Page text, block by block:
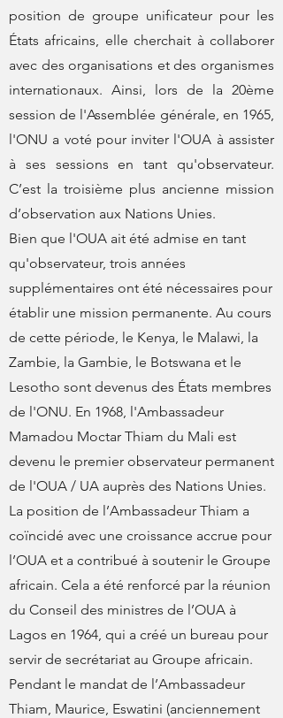
position de groupe unificateur pour les
États africains, elle cherchait à collaborer
avec des organisations et des organismes
internationaux. Ainsi, lors de la 20ème
session de l'Assemblée générale, en 1965,
l'ONU a voté pour inviter l'OUA à assister
à ses sessions en tant qu'observateur.
C’est la troisième plus ancienne mission
d’observation aux Nations Unies.
Bien que l'OUA ait été admise en tant
qu'observateur, trois années
supplémentaires ont été nécessaires pour
établir une mission permanente. Au cours
de cette période, le Kenya, le Malawi, la
Zambie, la Gambie, le Botswana et le
Lesotho sont devenus des États membres
de l'ONU. En 1968, l'Ambassadeur
Mamadou Moctar Thiam du Mali est
devenu le premier observateur permanent
de l'OUA / UA auprès des Nations Unies.
La position de l’Ambassadeur Thiam a
coïncidé avec une croissance accrue pour
l’OUA et a contribué à soutenir le Groupe
africain. Cela a été renforcé par la réunion
du Conseil des ministres de l’OUA à
Lagos en 1964, qui a créé un bureau pour
servir de secrétariat au Groupe africain.
Pendant le mandat de l’Ambassadeur
Thiam, Maurice, Eswatini (anciennement